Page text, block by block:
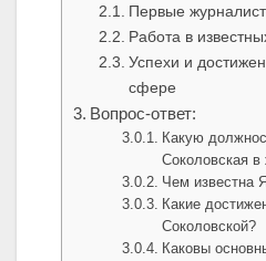
Первые
Работа в
Успехи и
сфере
Вопрос-ответ:
Какую
Соколовская в
Чем известна
Какие
Соколовской?
Каковы